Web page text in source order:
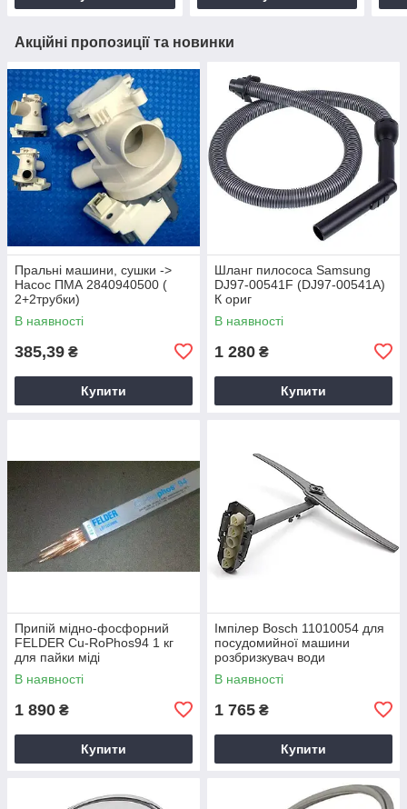
Акційні пропозиції та новинки
Пральні машини, сушки ->
Насос ПМА 2840940500 (
2+2трубки)
В наявності
385,39 ₴
Купити
Шланг пилососа Samsung
DJ97-00541F (DJ97-00541A)
К ориг
В наявності
1 280 ₴
Купити
Припій мідно-фосфорний
FELDER Cu-RoPhos94 1 кг
для пайки міді
В наявності
1 890 ₴
Купити
Імпілер Bosch 11010054 для
посудомийної машини
розбризкувач води
В наявності
1 765 ₴
Купити